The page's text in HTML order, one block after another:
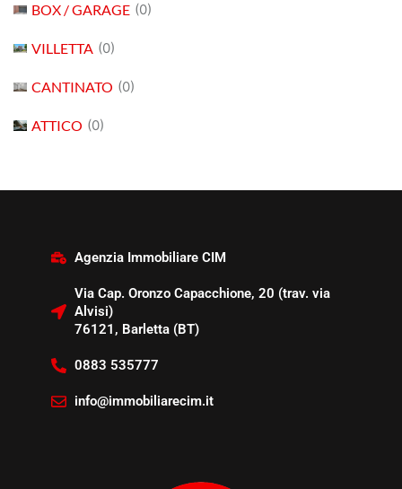
BOX / GARAGE (0)
VILLETTA (0)
CANTINATO (0)
ATTICO (0)
Agenzia Immobiliare CIM
Via Cap. Oronzo Capacchione, 20 (trav. via
Alvisi)
76121, Barletta (BT)
0883 535777
info@immobiliarecim.it